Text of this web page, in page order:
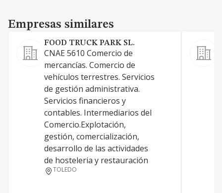
Empresas similares
Empresas similares
FOOD TRUCK PARK SL.
CNAE 5610 Comercio de
mercancías. Comercio de
vehículos terrestres. Servicios
de gestión administrativa.
Servicios financieros y
contables. Intermediarios del
Comercio.Explotación,
gestión, comercialización,
desarrollo de las actividades
de hosteleria y restauración
TOLEDO